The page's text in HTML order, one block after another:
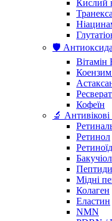
Кислий
🛡️
Вітамін
Кофеїн
🔬
Ретинол
Бакучіол
Пептиди
Мідні
Колаген
Еластин
NMN